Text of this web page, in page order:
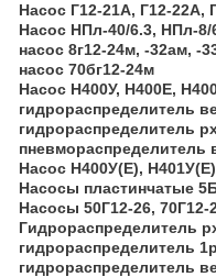
Насос Г12-21А, Г12-22А,
Насос НПл-40/6.3, НПл-8/
насос 8г12-24м, -32ам, -
насос 70бг12-24м
Насос Н400У, Н400Е,
гидрораспределитель
гидрораспределитель
пневмораспределитель
Насос Н400У(Е),
Насосы пластинчатые
Насосы 50Г12-26, 70Г12-
Гидрораспределитель
гидрораспределитель
гидрораспределитель